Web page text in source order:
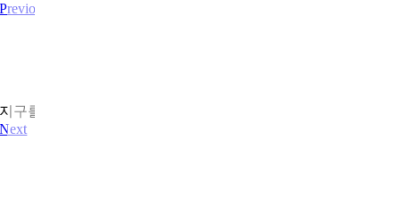
Previous
지구를 지키는 두 바퀴 문화를 만들다
Next